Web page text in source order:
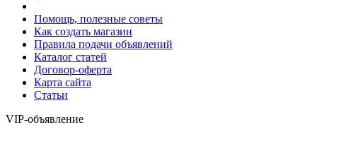
Помощь, полезные советы
Как создать магазин
Правила подачи объявлений
Каталог статей
Договор-оферта
Карта сайта
Статьи
VIP-объявление